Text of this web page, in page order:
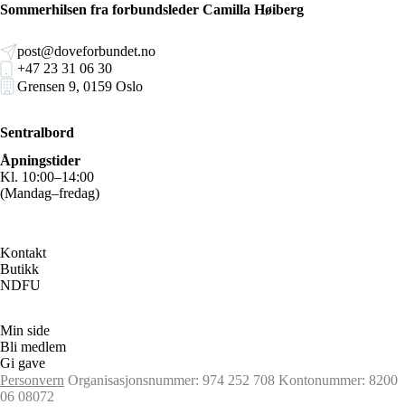
Sommerhilsen fra forbundsleder Camilla Høiberg
post@doveforbundet.no
+47 23 31 06 30
Grensen 9, 0159 Oslo
Sentralbord
Åpningstider
Kl. 10:00–14:00
(Mandag–fredag)
Kontakt
Butikk
NDFU
Min side
Bli medlem
Gi gave
Personvern Organisasjonsnummer: 974 252 708 Kontonummer: 8200
06 08072